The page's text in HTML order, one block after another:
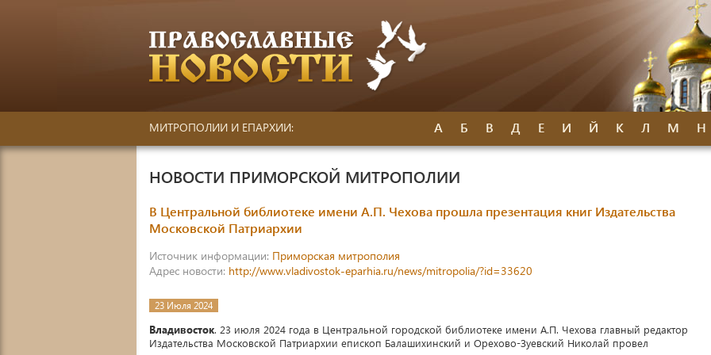
МИТРОПОЛИИ И ЕПАРХИИ: А Б В Д Е И Й К Л М Н
НОВОСТИ ПРИМОРСКОЙ МИТРОПОЛИИ
В Центральной библиотеке имени А.П. Чехова прошла презентация книг Издательства
Московской Патриархии
Источник информации: Приморская митрополия
Адрес новости: http://www.vladivostok-eparhia.ru/news/mitropolia/?id=33620
23 Июля 2024
Владивосток. 23 июля 2024 года в Центральной городской библиотеке имени А.П. Чехова главный редактор
Издательства Московской Патриархии епископ Балашихинский и Орехово-Зуевский Николай провел